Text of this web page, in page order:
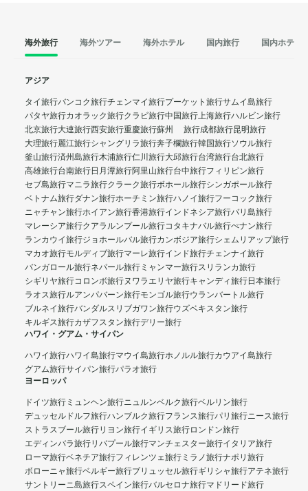
海外旅行 海外ツアー 海外ホテル 国内旅行 国内ホテル
アジア
タイ旅行バンコク旅行チェンマイ旅行プーケット旅行サムイ島旅行
パタヤ旅行カオラック旅行クラビ旅行中国旅行上海旅行ハルビン旅行
北京旅行大連旅行西安旅行重慶旅行蘇州 旅行成都旅行昆明旅行
大理旅行麗江旅行シャングリラ旅行奔子欄旅行韓国旅行ソウル旅行
釜山旅行済州島旅行木浦旅行仁川旅行大邱旅行台湾旅行台北旅行
高雄旅行台南旅行日月潭旅行阿里山旅行台中旅行フィリピン旅行
セブ島旅行マニラ旅行クラーク旅行ボホール旅行シンガポール旅行
ベトナム旅行ダナン旅行ホーチミン旅行ハノイ旅行フーコック旅行
ニャチャン旅行ホイアン旅行香港旅行インドネシア旅行バリ島旅行
マレーシア旅行クアラルンプール旅行コタキナバル旅行ぺナン旅行
ランカウイ旅行ジョホールバル旅行カンボジア旅行シェムリアップ旅行
マカオ旅行モルディブ旅行マーレ旅行インド旅行チェンナイ旅行
バンガロール旅行ネパール旅行 ミャンマー旅行スリランカ旅行
シギリヤ旅行コロンボ旅行ヌワラエリヤ旅行キャンディ旅行日本旅行
ラオス旅行ルアンパバーン旅行モンゴル旅行ウランバートル旅行
ブルネイ旅行バンダルスリブガワン旅行ウズベキスタン旅行
キルギス旅行カザフスタン旅行デリー旅行
ハワイ・グアム・サイパン
ハワイ旅行ハワイ島旅行マウイ島旅行ホノルル旅行カウアイ島旅行
グアム旅行サイパン旅行パラオ旅行
ヨーロッパ
ドイツ旅行 ミュンヘン旅行ニュルンベルク旅行ベルリン旅行
デュッセルドルフ旅行ハンブルク旅行フランス旅行パリ旅行ニース旅行
ストラスブール旅行リヨン旅行イギリス旅行ロンドン旅行
エディンバラ旅行リバプール旅行マンチェスター旅行イタリア旅行
ローマ旅行ベネチア旅行フィレンツェ旅行 ミラノ旅行ナポリ旅行
ボローニャ旅行ベルギー旅行ブリュッセル旅行ギリシャ旅行アテネ旅行
サントリーニ島旅行スペイン旅行バルセロナ旅行マドリード旅行